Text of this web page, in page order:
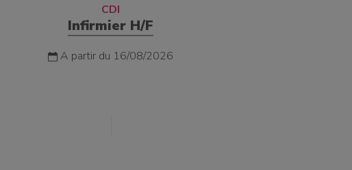
CDI
Infirmier H/F
A partir du 16/08/2026